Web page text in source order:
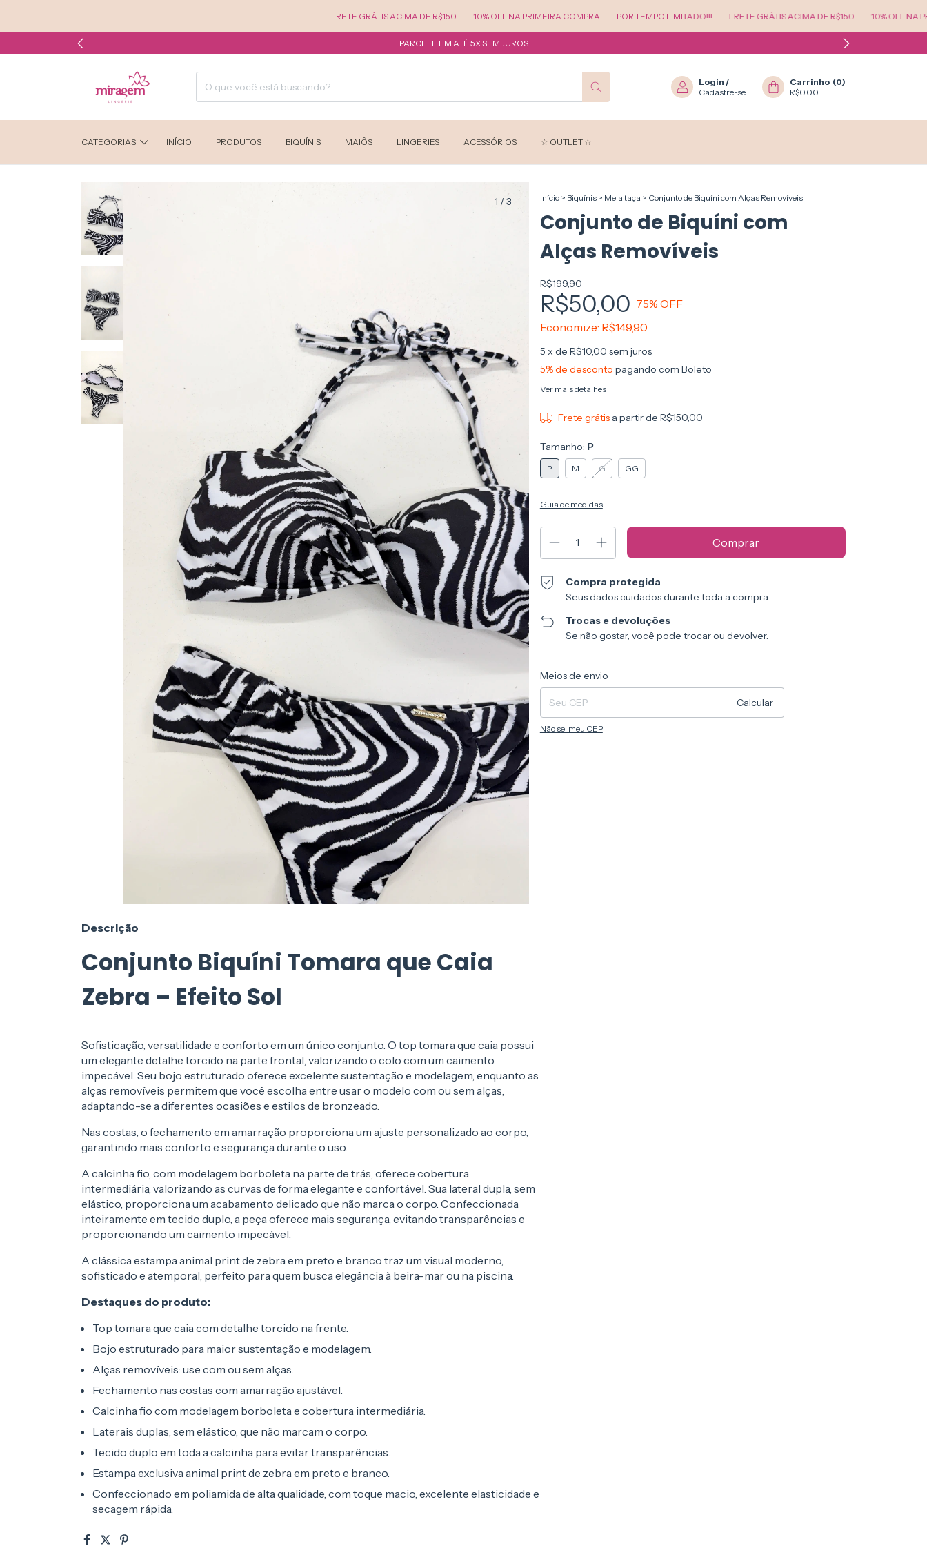
FRETE GRÁTIS ACIMA DE R$150 10% OFF NA PRIMEIRA COMPRA POR TEMPO LIMITADO!!! FRETE GRÁTIS ACIMA DE R$150 10% OFF NA
PARCELE EM ATÉ 5X SEM JUROS
Login /
Cadastre-se
Carrinho (0)
R$0,00
CATEGORIAS INÍCIO PRODUTOS BIQUÍNIS MAIÔS LINGERIES ACESSÓRIOS ☆ OUTLET ☆
1 /3 Início > Biquínis > Meia taça > Conjunto de Biquíni com Alças Removíveis
Conjunto de Biquíni com
Alças Removíveis
R$199,90
R$50,00 75% OFF
Economize: R$149,90
5 x de R$10,00 sem juros
5% de desconto pagando com Boleto
Ver mais detalhes
Frete grátis a partir deR$150,00
Tamanho: P
P M G GG
Guia de medidas
Compra protegida
Seus dados cuidados durante toda a compra.
Trocas e devoluções
Se não gostar, você pode trocar ou devolver.
Entregas para o CEP:
Meios de envio
Calcular
Não sei meu CEP
Descrição
Conjunto Biquíni Tomara que Caia
Zebra – Efeito Sol
Sofisticação, versatilidade e conforto em um único conjunto. O top tomara que caia possui
um elegante detalhe torcido na parte frontal, valorizando o colo com um caimento
impecável. Seu bojo estruturado oferece excelente sustentação e modelagem, enquanto as
alças removíveis permitem que você escolha entre usar o modelo com ou sem alças,
adaptando-se a diferentes ocasiões e estilos de bronzeado.
Nas costas, o fechamento em amarração proporciona um ajuste personalizado ao corpo,
garantindo mais conforto e segurança durante o uso.
A calcinha fio, com modelagem borboleta na parte de trás, oferece cobertura
intermediária, valorizando as curvas de forma elegante e confortável. Sua lateral dupla, sem
elástico, proporciona um acabamento delicado que não marca o corpo. Confeccionada
inteiramente em tecido duplo, a peça oferece mais segurança, evitando transparências e
proporcionando um caimento impecável.
A clássica estampa animal print de zebra em preto e branco traz um visual moderno,
sofisticado e atemporal, perfeito para quem busca elegância à beira-mar ou na piscina.
Destaques do produto:
Top tomara que caia com detalhe torcido na frente.
Bojo estruturado para maior sustentação e modelagem.
Alças removíveis: use com ou sem alças.
Fechamento nas costas com amarração ajustável.
Calcinha fio com modelagem borboleta e cobertura intermediária.
Laterais duplas, sem elástico, que não marcam o corpo.
Tecido duplo em toda a calcinha para evitar transparências.
Estampa exclusiva animal print de zebra em preto e branco.
Confeccionado em poliamida de alta qualidade, com toque macio, excelente elasticidade e
secagem rápida.